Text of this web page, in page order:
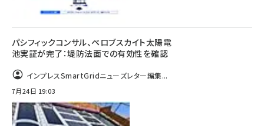
パシフィックコンサル、ペロブスカイト太陽電
池実証が完了：堤防法面での有効性を確認
インプレスSmartGridニューズレター編集...
7月24日 19:03